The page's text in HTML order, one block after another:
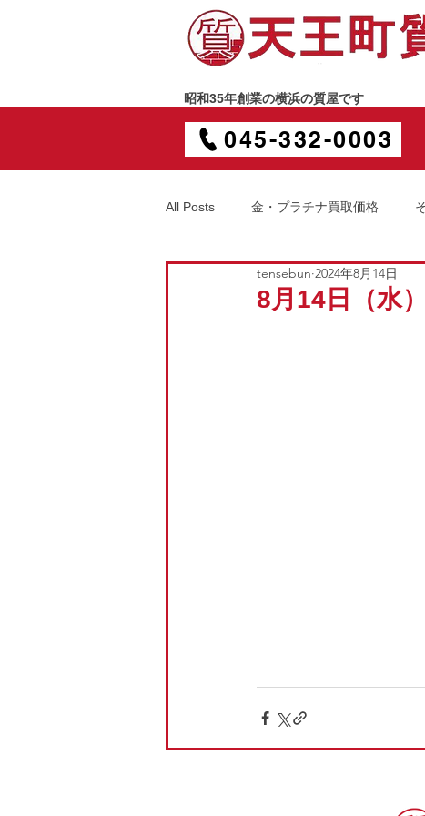
昭和35年創業の横浜の質屋です
045-332-0003
All Posts 金・プラチナ買取価格
8月14日（水
tensebun 2024年8月14日